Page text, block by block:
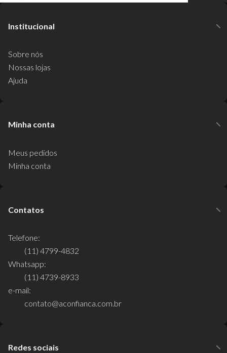
Institucional
Sobre nós
Nossas lojas
Ajuda
Minha conta
Meus pedidos
Minha conta
Contatos
Telefone:
(11) 4799-4832
Whatsapp:
(11) 4739-8933
e-mail:
contato@aconfianca.com.br
Redes sociais